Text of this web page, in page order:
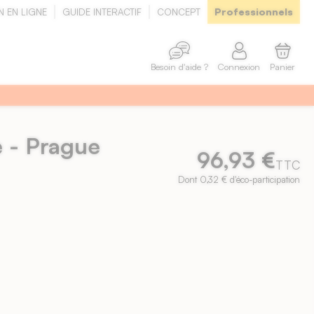
EN LIGNE GUIDE INTERACTIF CONCEPT Professionnels
Besoin d'aide ? Connexion Panier
- Prague
96,93 €TTC
Dont 0,32 € d'éco-participation